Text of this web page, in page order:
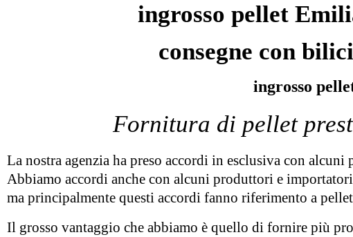
ingrosso pellet
consegne con
ingrosso
Fornitura di pellet
La nostra agenzia ha preso accordi in esclusiva con
Abbiamo accordi anche con alcuni produttori e
ma principalmente questi accordi fanno riferimento a
Il grosso vantaggio che abbiamo è quello di fornire più